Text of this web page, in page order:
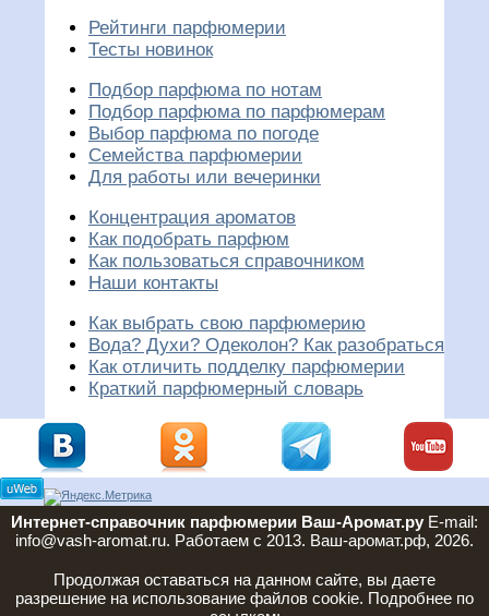
Рейтинги парфюмерии
Тесты новинок
Подбор парфюма по нотам
Подбор парфюма по парфюмерам
Выбор парфюма по погоде
Семейства парфюмерии
Для работы или вечеринки
Концентрация ароматов
Как подобрать парфюм
Как пользоваться справочником
Наши контакты
Как выбрать свою парфюмерию
Вода? Духи? Одеколон? Как разобраться
Как отличить подделку парфюмерии
Краткий парфюмерный словарь
Интернет-справочник парфюмерии Ваш-Аромат.ру E-mail:
info@vash-aromat.ru. Работаем с 2013. Ваш-аромат.рф, 2026.
Продолжая оставаться на данном сайте, вы даете
разрешение на использование файлов cookie. Подробнее по